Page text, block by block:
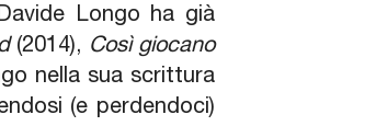
Longo ha già
(2014), Così giocano
nella sua scrittura
(e perdendoci)